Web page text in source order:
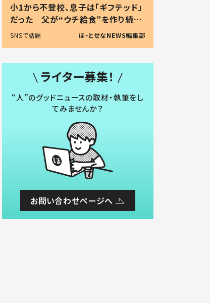
小1から不登校、息子は「ギフテッド」
だった 父が“ウチ給食”を作り続け
る理由とは #令和の親 #令和の子
SNSで話題 ほ・とせなNEWS編集部
ライター募集！
“人”のグッドニュースの取材・執筆をし
てみませんか？
お問い合わせページへ